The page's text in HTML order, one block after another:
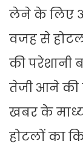
लेने के लिए
वजह से
की परेशानी
तेजी आने की
खबर के
होटलों का